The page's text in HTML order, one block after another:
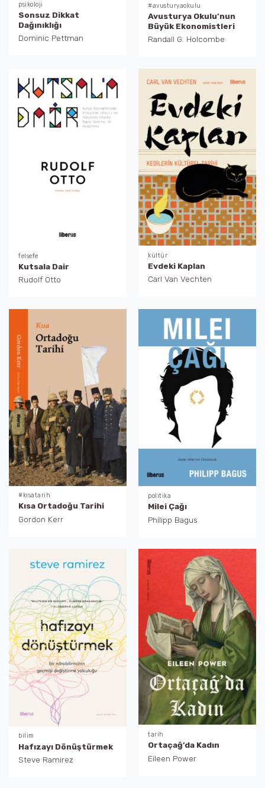
psikoloji
Sonsuz Dikkat
Dağınıklığı
Dominic Pettman
#avusturyaokulu
Avusturya Okulu’nun
Büyük Ekonomistleri
Randall G. Holcombe
felsefe
Kutsala Dair
Rudolf Otto
kültür
Evdeki Kaplan
Carl Van Vechten
#kısatarih
Kısa Ortadoğu Tarihi
Gordon Kerr
politika
Milei Çağı
Philipp Bagus
bilim
Hafızayı Dönüştürmek
Steve Ramirez
tarih
Ortaçağ’da Kadın
Eileen Power